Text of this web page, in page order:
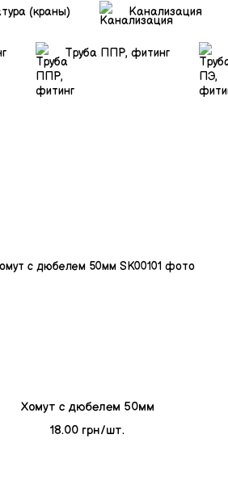
(краны) Канализация
Труба ППР, фитинг
Хомут с дюбелем 50мм
18.00 грн/шт.